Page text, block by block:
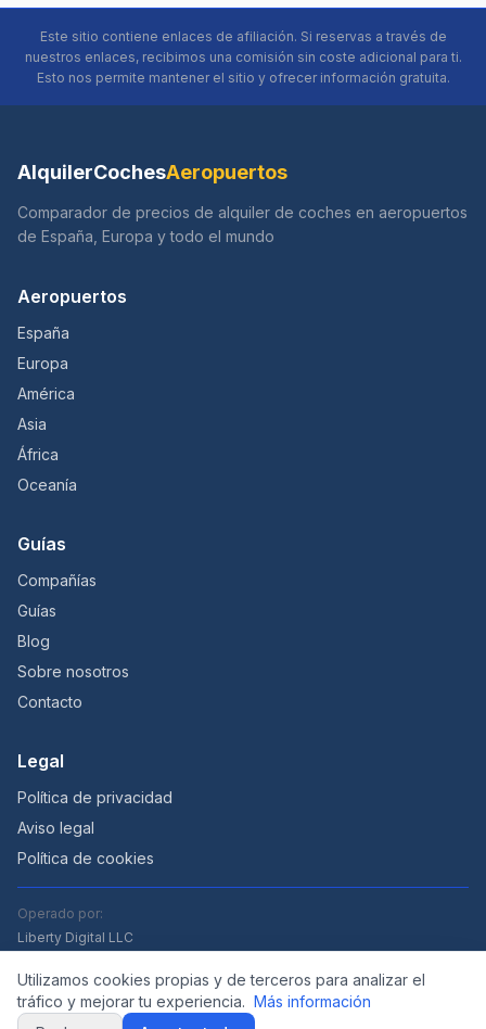
Este sitio contiene enlaces de afiliación. Si reservas a través de
nuestros enlaces, recibimos una comisión sin coste adicional para ti.
Esto nos permite mantener el sitio y ofrecer información gratuita.
AlquilerCochesAeropuertos
Comparador de precios de alquiler de coches en aeropuertos
de España, Europa y todo el mundo
Aeropuertos
España
Europa
América
Asia
África
Oceanía
Guías
Compañías
Guías
Blog
Sobre nosotros
Contacto
Legal
Política de privacidad
Aviso legal
Política de cookies
Operado por:
Liberty Digital LLC
Utilizamos cookies propias y de terceros para analizar el
tráfico y mejorar tu experiencia. Más información